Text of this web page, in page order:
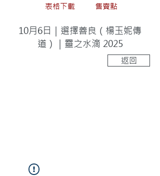
表格下載
售賣點
10月6日｜選擇善良（楊玉妮傳
道）｜靈之水滴 2025
返回